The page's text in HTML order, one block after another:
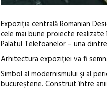
Expoziția centrală Romanian
cele mai bune proiecte realizate
Palatul Telefoanelor – una
Arhitectura expoziției va fi
Simbol al modernismului şi al
bucureştene. Construit între